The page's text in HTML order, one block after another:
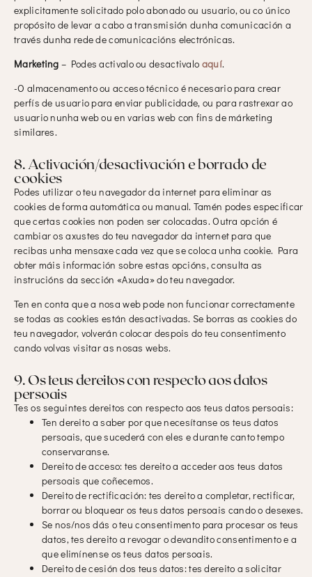
explicitamente solicitado polo abonado ou usuario, ou co único
propósito de levar a cabo a transmisión dunha comunicación a
través dunha rede de comunicacións electrónicas.
Marketing – Podes activalo ou desactivalo aquí.
-O almacenamento ou acceso técnico é necesario para crear
perfís de usuario para enviar publicidade, ou para rastrexar ao
usuario nunha web ou en varias web con fins de márketing
similares.
8. Activación/desactivación e borrado de
cookies
Podes utilizar o teu navegador da internet para eliminar as
cookies de forma automática ou manual. Tamén podes especificar
que certas cookies non poden ser colocadas. Outra opción é
cambiar os axustes do teu navegador da internet para que
recibas unha mensaxe cada vez que se coloca unha cookie. Para
obter máis información sobre estas opcións, consulta as
instrucións da sección «Axuda» do teu navegador.
Ten en conta que a nosa web pode non funcionar correctamente
se todas as cookies están desactivadas. Se borras as cookies do
teu navegador, volverán colocar despois do teu consentimento
cando volvas visitar as nosas webs.
9. Os teus dereitos con respecto aos datos
persoais
Tes os seguintes dereitos con respecto aos teus datos persoais:
Ten dereito a saber por que necesítanse os teus datos
persoais, que sucederá con eles e durante canto tempo
conservaranse.
Dereito de acceso: tes dereito a acceder aos teus datos
persoais que coñecemos.
Dereito de rectificación: tes dereito a completar, rectificar,
borrar ou bloquear os teus datos persoais cando o desexes.
Se nos/nos dás o teu consentimento para procesar os teus
datos, tes dereito a revogar o devandito consentimento e a
que elimínense os teus datos persoais.
Dereito de cesión dos teus datos: tes dereito a solicitar